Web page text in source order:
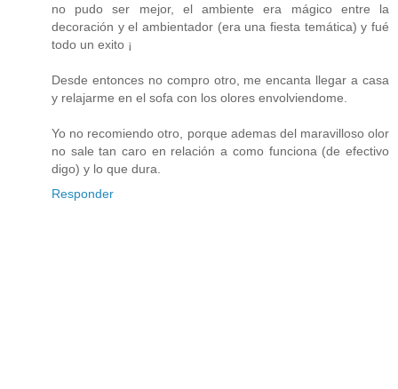
no pudo ser mejor, el ambiente era mágico entre la
decoración y el ambientador (era una fiesta temática) y fué
todo un exito ¡
Desde entonces no compro otro, me encanta llegar a casa
y relajarme en el sofa con los olores envolviendome.
Yo no recomiendo otro, porque ademas del maravilloso olor
no sale tan caro en relación a como funciona (de efectivo
digo) y lo que dura.
Responder